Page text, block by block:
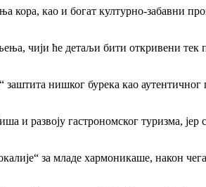
кора, као и богат културно-забавни
чији ће детаљи бити откривени тек
нишког бурека као аутентичног
и развоју гастрономског туризма, јер
за младе хармоникаше, након